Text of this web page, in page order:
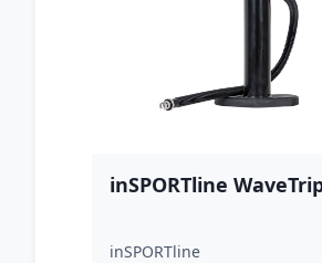
inSPORTline
inSPORTline